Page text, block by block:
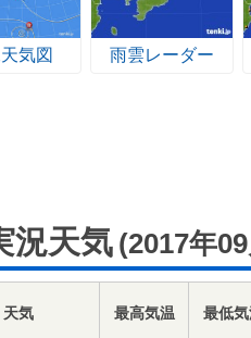
気図 雨雲レーダー
況天気 (2017年
天気 最高気温 最低